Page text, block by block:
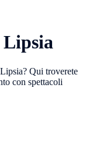
Lipsia
Qui troverete
con spettacoli